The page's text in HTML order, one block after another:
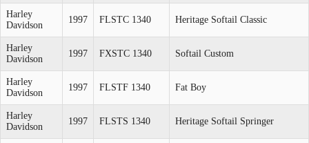
Harley
Davidson
1997 FLSTC 1340 Heritage Softail Classic
Harley
Davidson
1997 FXSTC 1340 Softail Custom
Harley
Davidson
1997 FLSTF 1340 Fat Boy
Harley
Davidson
1997 FLSTS 1340 Heritage Softail Springer